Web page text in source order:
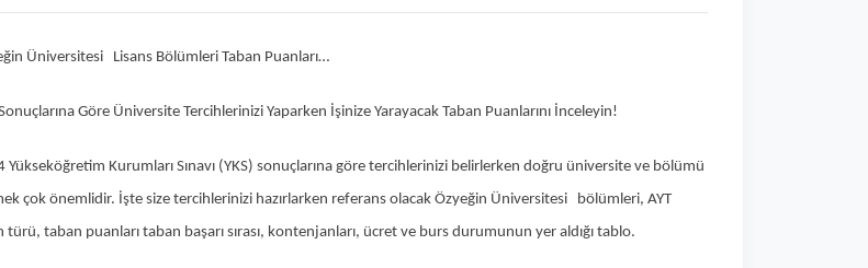
Üniversitesi Lisans Bölümleri Taban Puanları…
Göre Üniversite Tercihlerinizi Yaparken İşinize Yarayacak Taban Puanlarını İnceleyin!
Yükseköğretim Kurumları Sınavı (YKS) sonuçlarına göre tercihlerinizi belirlerken doğru üniversite ve bölümü
çok önemlidir. İşte size tercihlerinizi hazırlarken referans olacak Özyeğin Üniversitesi bölümleri, AYT
türü, taban puanları taban başarı sırası, kontenjanları, ücret ve burs durumunun yer aldığı tablo.